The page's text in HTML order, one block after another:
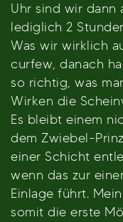
Uhr sind wir dann
lediglich 2
Was wir wirklich
curfew, danach
so richtig, was
Wirken die
Es bleibt einem
dem Zwiebel-
einer Schicht
wenn das zur
Einlage führt.
somit die erste